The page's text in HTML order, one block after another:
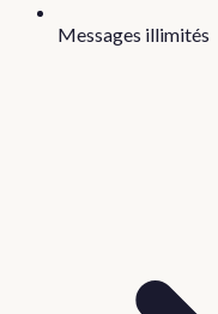
Messages illimités